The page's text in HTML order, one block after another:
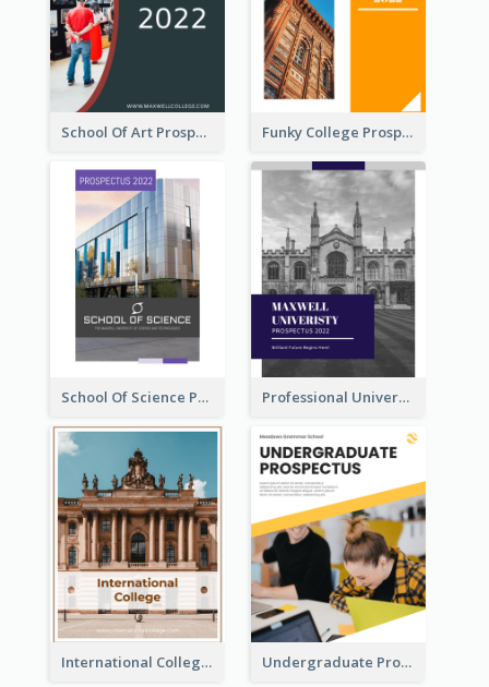
School Of Art Prospectus Funky College Prospectus
School Of Science Prospectus Professional University Prospectus
International College Prospectus Undergraduate Prospectus